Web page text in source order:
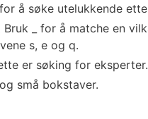
å søke utelukkende
_ for å matche en
s, e og q.
er søking for eksperter.
små bokstaver.